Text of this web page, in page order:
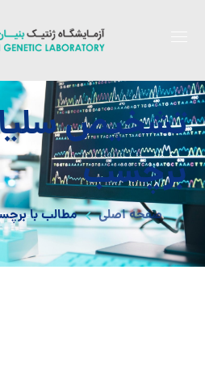
تشخیص
برچسب
صفحه اصلی مطالب با